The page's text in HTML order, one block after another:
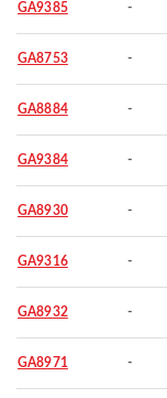
GA9385 -
GA8753 -
GA8884 -
GA9384 -
GA8930 -
GA9316 -
GA8932 -
GA8971 -